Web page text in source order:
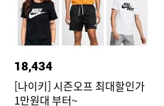
18,434
[나이키] 시즌오프 최대할인가
1만원대 부터~